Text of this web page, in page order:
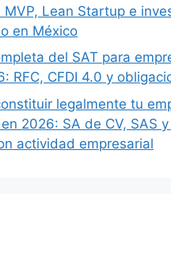
MVP, Lean Startup e
en México
del SAT para
RFC, CFDI 4.0 y
legalmente tu
2026: SA de CV, SAS
actividad empresarial